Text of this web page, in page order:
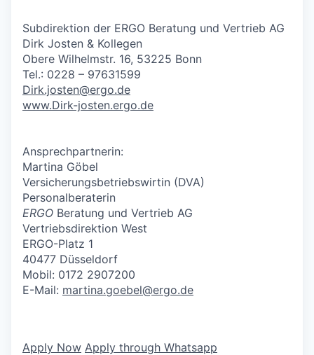
Subdirektion der ERGO Beratung und Vertrieb AG
Dirk Josten & Kollegen
Obere Wilhelmstr. 16, 53225 Bonn
Tel.: 0228 – 97631599
Dirk.josten@ergo.de
www.Dirk-josten.ergo.de
Ansprechpartnerin:
Martina Göbel
Versicherungsbetriebswirtin (DVA)
Personalberaterin
ERGO Beratung und Vertrieb AG
Vertriebsdirektion West
ERGO-Platz 1
40477 Düsseldorf
Mobil: 0172 2907200
E-Mail: martina.goebel@ergo.de
Apply Now Apply through Whatsapp